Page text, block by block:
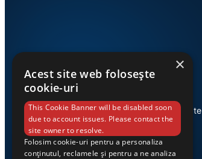
corect și la timp. Ziarul Exclusiv te
conectează zi de zi la cele mai
importante evenimente din
regiune.
×
Acest site web folosește
cookie-uri
This Cookie Banner will be disabled soon
due to account issues. Please contact the
site owner to resolve.
Folosim cookie-uri pentru a personaliza
conținutul, reclamele și pentru a ne analiza